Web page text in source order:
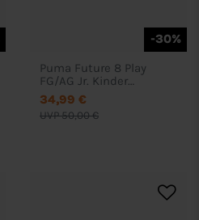
-30%
Puma Future 8 Play
FG/AG Jr. Kinder
Fussballschuhe - 108144
77
UVP 50,00 €
34,99 €